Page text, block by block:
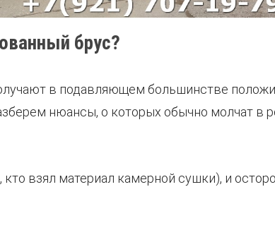
брус?
в подавляющем большинстве
нюансы, о которых обычно молчат в
кто взял материал камерной сушки), и